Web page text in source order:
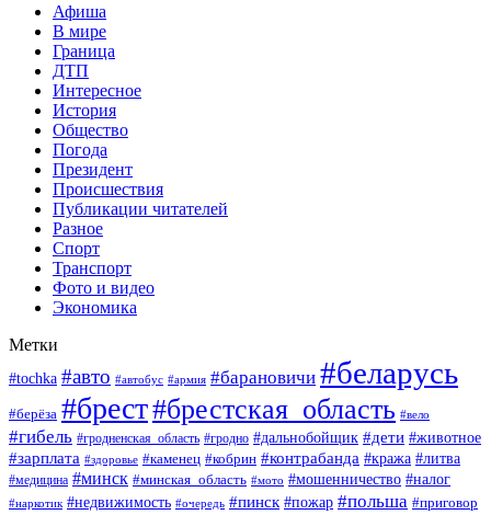
Афиша
В мире
Граница
ДТП
Интересное
История
Общество
Погода
Президент
Происшествия
Публикации читателей
Разное
Спорт
Транспорт
Фото и видео
Экономика
Метки
#tochka #авто #автобус #армия #барановичи #беларусь
#берёза #брест#брестская_область #вело
#гибель #гродненская_область #гродно #дальнобойщик #дети #животное
#зарплата #здоровье #каменец #кобрин #контрабанда #кража #литва
#медицина #минск #минская_область #мото #мошенничество #налог
#наркотик #недвижимость #очередь #пинск #пожар #польша #приговор